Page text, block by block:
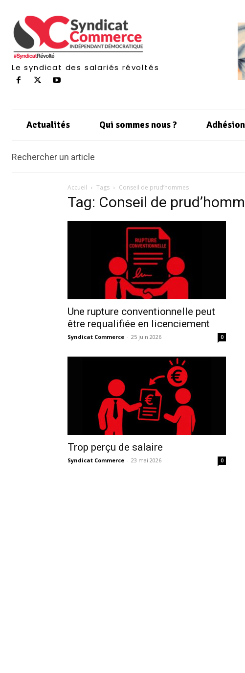
Le syndicat des salariés révoltés
Actualités Qui sommes nous ?
Rechercher un article
Accueil Tags Conseil de prud’hommes
Tag: Conseil de
Une rupture conventionnelle peut
être requalifiée en licenciement
Syndicat Commerce - 25 juin 2026 0
Trop perçu de salaire
Syndicat Commerce - 23 mai 2026 0